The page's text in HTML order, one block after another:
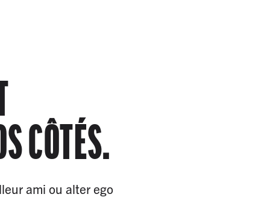
CÔTÉS.
ami ou alter ego